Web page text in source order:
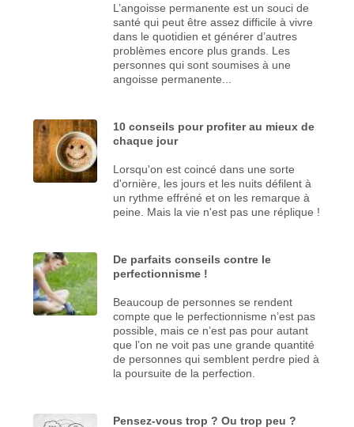
L’angoisse permanente est un souci de
santé qui peut être assez difficile à vivre
dans le quotidien et générer d’autres
problèmes encore plus grands. Les
personnes qui sont soumises à une
angoisse permanente...
10 conseils pour profiter au mieux de
chaque jour
Lorsqu'on est coincé dans une sorte
d'ornière, les jours et les nuits défilent à
un rythme effréné et on les remarque à
peine. Mais la vie n'est pas une réplique !
De parfaits conseils contre le
perfectionnisme !
Beaucoup de personnes se rendent
compte que le perfectionnisme n’est pas
possible, mais ce n’est pas pour autant
que l’on ne voit pas une grande quantité
de personnes qui semblent perdre pied à
la poursuite de la perfection.
Pensez-vous trop ? Ou trop peu ?